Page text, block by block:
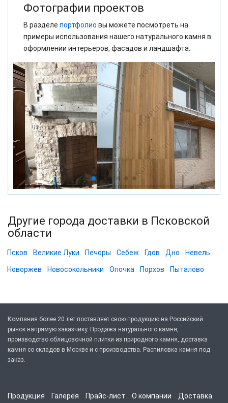
Фотографии проектов
В разделе портфолио вы можете посмотреть на
примеры использования нашего натурального камня в
оформлении интерьеров, фасадов и ландшафта.
Другие города доставки в Псковской
области
Псков Великие Луки Печоры Себеж Гдов Дно Невель
Новоржев Новосокольники Опочка Порхов Пыталово
Компания более 20 лет поставляет свою продукцию на Российский
рынок напрямую заказчику. Продажа натурального камня,
производство облицовочной плитки из природного камня, доставка
камня со складов в Москве и с производства. Распиловка камня под
заказ.
Продукция Галерея Прайс-лист О компании Доставка